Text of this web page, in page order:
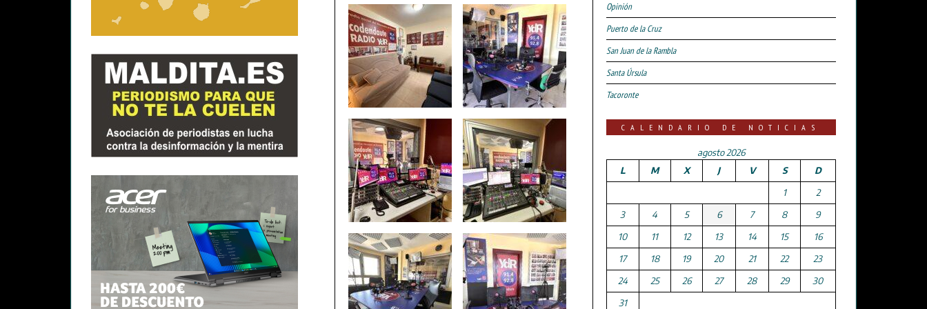
Opinión
Puerto de la Cruz
San Juan de la Rambla
Santa Úrsula
Tacoronte
CALENDARIO DE NOTICIAS
agosto 2026
L
M X J V S
D
1
2
3
4 5 6 7 8
9
10
11 12 13 14 15
16
17
18 19 20 21 22
23
24
25 26 27 28 29
30
31